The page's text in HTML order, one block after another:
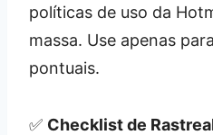
políticas de uso da
massa. Use apenas
pontuais.
✅ Checklist de